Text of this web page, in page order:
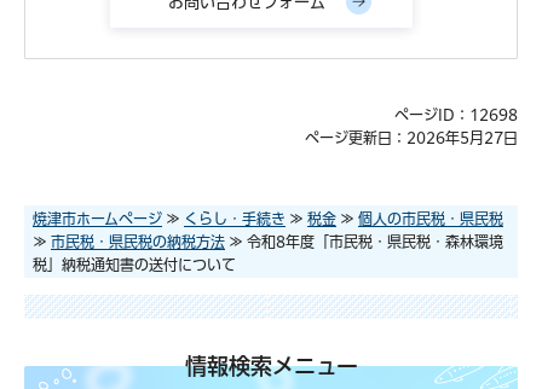
ページID：12698
ページ更新日：2026年5月27日
焼津市ホームページ ≫ くらし・手続き ≫ 税金 ≫ 個人の市民税・県民税
≫ 市民税・県民税の納税方法 ≫ 令和8年度「市民税・県民税・森林環境
税」納税通知書の送付について
情報検索メニュー